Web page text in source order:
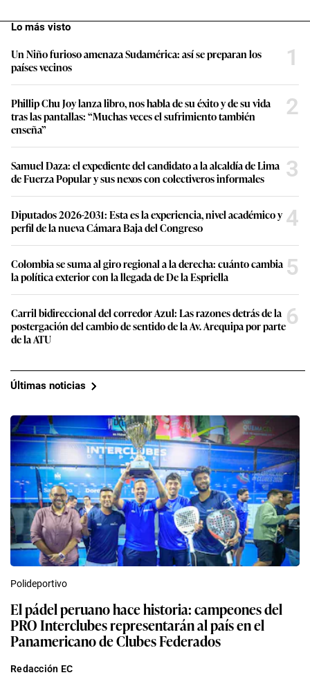
Lo más visto
Un Niño furioso amenaza Sudamérica: así se preparan los
países vecinos
1
Phillip Chu Joy lanza libro, nos habla de su éxito y de su vida
tras las pantallas: “Muchas veces el sufrimiento también
enseña”
2
Samuel Daza: el expediente del candidato a la alcaldía de Lima
de Fuerza Popular y sus nexos con colectiveros informales
3
Diputados 2026-2031: Esta es la experiencia, nivel académico y
perfil de la nueva Cámara Baja del Congreso
4
Colombia se suma al giro regional a la derecha: cuánto cambia
la política exterior con la llegada de De la Espriella
5
Carril bidireccional del corredor Azul: Las razones detrás de la
postergación del cambio de sentido de la Av. Arequipa por parte
de la ATU
6
Últimas noticias
Polideportivo
El pádel peruano hace historia: campeones del
PRO Interclubes representarán al país en el
Panamericano de Clubes Federados
Redacción EC